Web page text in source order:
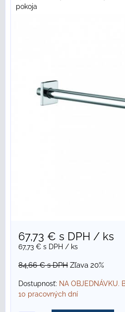
pokoja
67,73 € s DPH / ks
67,73 € s DPH / ks
84,66 €s DPH Zľava 20%
Dostupnosť: NA OBJEDNÁVKU.
10 pracovných dní